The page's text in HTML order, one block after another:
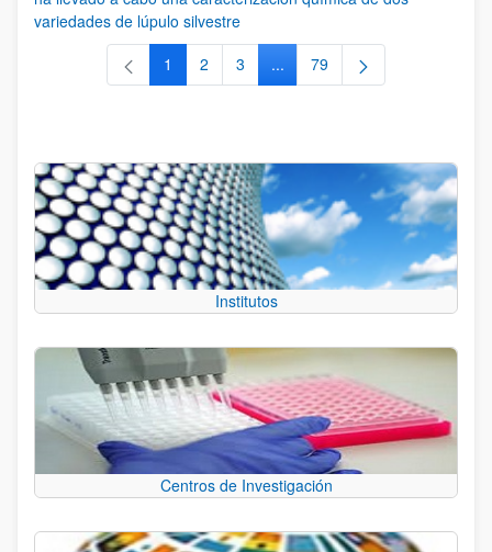
variedades de lúpulo silvestre
Página
1 Página
2 Página
3 ...Páginas intermedias Use TAB
Página
79
Institutos
Centros de Investigación